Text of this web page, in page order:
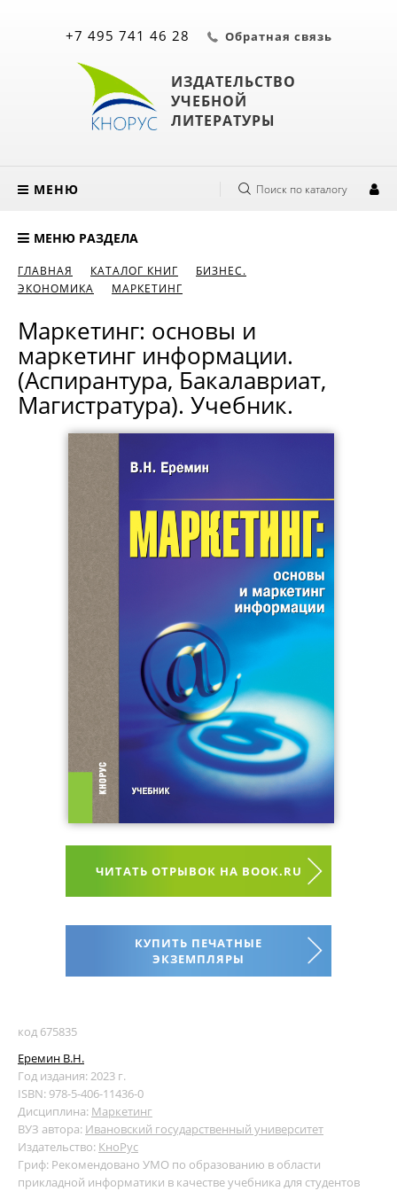
ИЗДАТЕЛЬСТВО
УЧЕБНОЙ
ЛИТЕРАТУРЫ
+7 495 741 46 28 Обратная связь
МЕНЮ Поиск по каталогу
МЕНЮ РАЗДЕЛА
ГЛАВНАЯ КАТАЛОГ КНИГ
БИЗНЕС.
ЭКОНОМИКА
МАРКЕТИНГ
Маркетинг: основы и
маркетинг информации.
(Аспирантура, Бакалавриат,
Магистратура). Учебник.
ЧИТАТЬ ОТРЫВОК НА BOOK.RU
КУПИТЬ ПЕЧАТНЫЕ
ЭКЗЕМПЛЯРЫ
код 675835
Еремин В.Н.
Год издания: 2023 г.
ISBN: 978-5-406-11436-0
Дисциплина: Маркетинг
ВУЗ автора: Ивановский государственный университет
Издательство: КноРус
Гриф: Рекомендовано УМО по образованию в области
прикладной информатики в качестве учебника для студентов